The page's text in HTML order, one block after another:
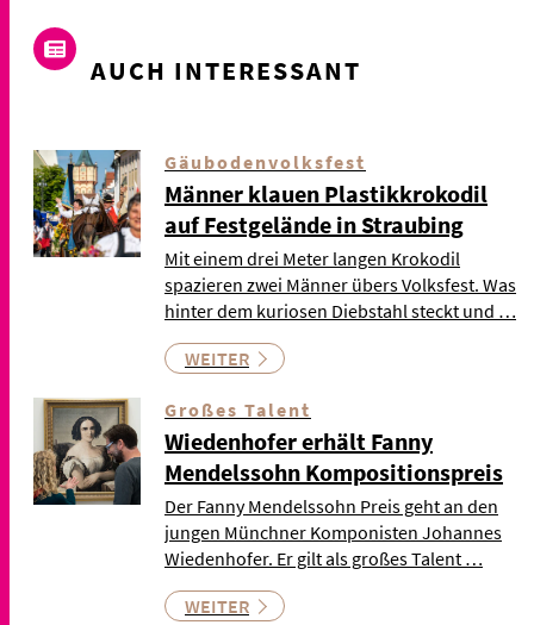
AUCH INTERESSANT
Gäubodenvolksfest
Männer klauen Plastikkrokodil
auf Festgelände in Straubing
Mit einem drei Meter langen Krokodil
spazieren zwei Männer übers Volksfest. Was
hinter dem kuriosen Diebstahl steckt und …
WEITER
Großes Talent
Wiedenhofer erhält Fanny
Mendelssohn Kompositionspreis
Der Fanny Mendelssohn Preis geht an den
jungen Münchner Komponisten Johannes
Wiedenhofer. Er gilt als großes Talent …
WEITER